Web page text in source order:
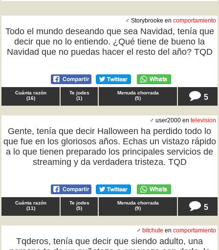
♂ Storybrooke en comportamiento
Todo el mundo deseando que sea Navidad, tenía que
decir que no lo entiendo. ¿Qué tiene de bueno la
Navidad que no puedas hacer el resto del año? TQD
Cuánta razón
(16)
Te jodes
(1)
Menuda chorrada
(5) 5
♂ user2000 en television
Gente, tenía que decir Halloween ha perdido todo lo
que fue en los gloriosos años. Echas un vistazo rápido
a lo que tienen preparado los principales servicios de
streaming y da verdadera tristeza. TQD
Cuánta razón
(11)
Te jodes
(5)
Menuda chorrada
(9) 5
♂ bitchute en comportamiento
Tqderos, tenía que decir que siendo adulto, una